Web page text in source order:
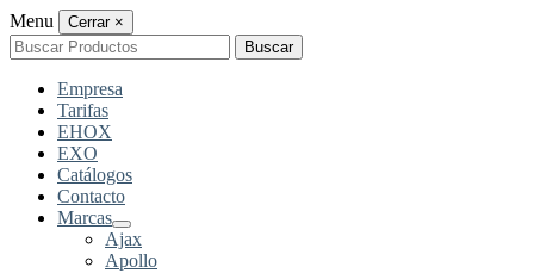
Menu Cerrar ×
Buscar
por:
Buscar
Empresa
Tarifas
EHOX
EXO
Catálogos
Contacto
Marcas
Ajax
Apollo